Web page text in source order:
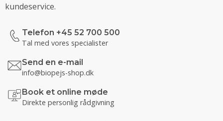
kundeservice.
Telefon +45 52 700 500
Tal med vores specialister
Send en e-mail
info@biopejs-shop.dk
Book et online møde
Direkte personlig rådgivning